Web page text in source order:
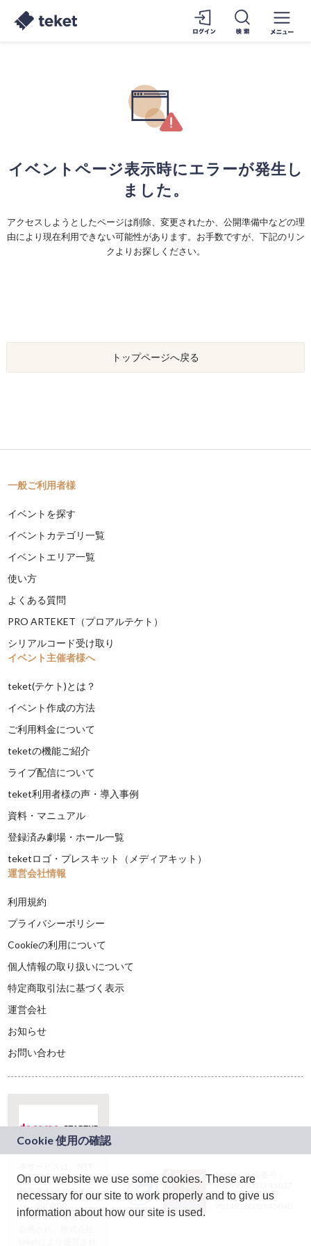
イベントページ表示時にエラーが発生し
ました。
アクセスしようとしたページは削除、変更されたか、公開準備中などの理
由により現在利用できない可能性があります。お手数ですが、下記のリン
クよりお探しください。
トップページへ戻る
一般ご利用者様
イベントを探す
イベントカテゴリ一覧
イベントエリア一覧
使い方
よくある質問
PRO ARTEKET（プロアルテケト）
シリアルコード受け取り
イベント主催者様へ
teket(テケト)とは？
イベント作成の方法
ご利用料金について
teketの機能ご紹介
ライブ配信について
teket利用者様の声・導入事例
資料・マニュアル
登録済み劇場・ホール一覧
teketロゴ・プレスキット（メディアキット）
運営会社情報
利用規約
プライバシーポリシー
Cookieの利用について
個人情報の取り扱いについて
特定商取引法に基づく表示
運営会社
お知らせ
お問い合わせ
ドコモグループの新
規事業創出プログラ
ム「docomo
STARTUP」を通じて
JASRAC許諾番号：
9024936001Y45037
JASRAC許諾番号：
On our website we use some cookies. These are
necessary for our site to work properly and to give us
information about how our site is used.